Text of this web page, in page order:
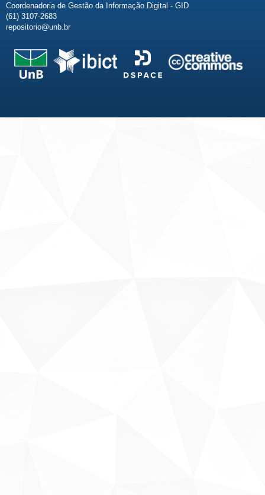
Coordenadoria de Gestão da Informação Digital - GID
(61) 3107-2683
repositorio@unb.br